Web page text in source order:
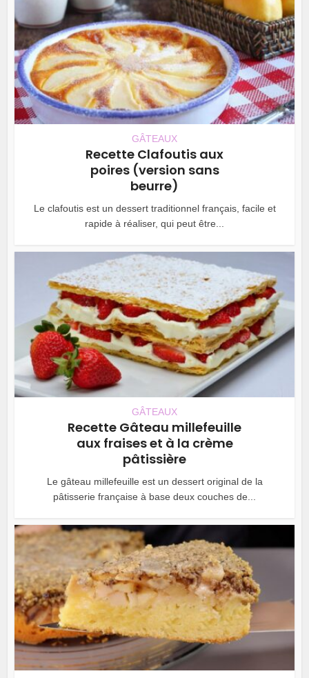
GÂTEAUX
Recette Clafoutis aux
poires (version sans
beurre)
Le clafoutis est un dessert traditionnel français, facile et
rapide à réaliser, qui peut être...
GÂTEAUX
Recette Gâteau millefeuille
aux fraises et à la crème
pâtissière
Le gâteau millefeuille est un dessert original de la
pâtisserie française à base deux couches de...